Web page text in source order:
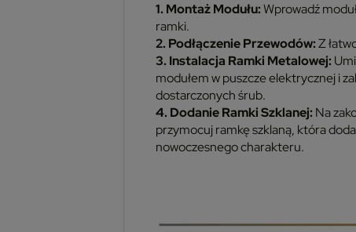
1. Montaż Modułu:Wprowadź
ramki.
2. Podłączenie Przewodów:Z
3. Instalacja Ramki Metalowej:
modułem w puszcze elektrycznej i
dostarczonych śrub.
4. Dodanie Ramki Szklanej: Na
przymocuj ramkę szklaną, która
nowoczesnego charakteru.